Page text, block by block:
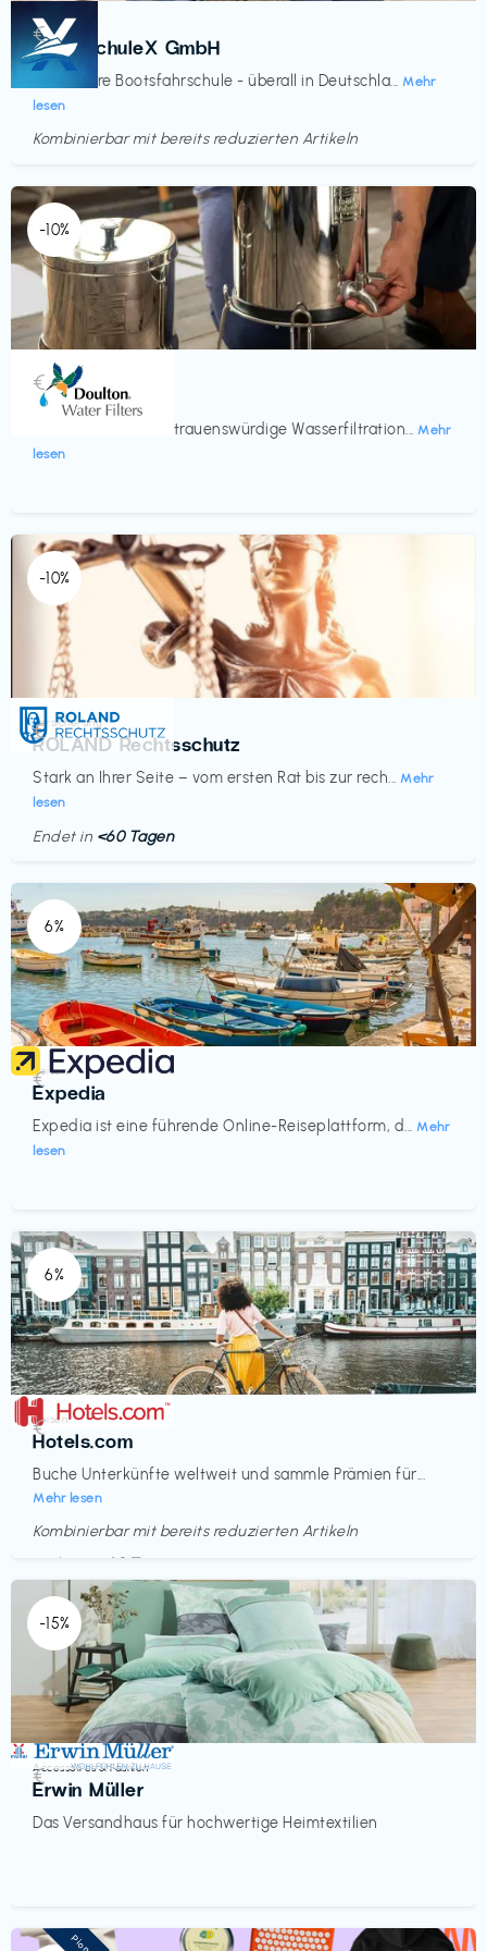
Kurse
BootsschuleX GmbH
Deine faire Bootsfahrschule - überall in Deutschla... Mehr
lesen
€‎
Kombinierbar mit bereits reduzierten Artikeln
-10%
Küche & Haushalt
Doulton
Seit 200 Jahren vertrauenswürdige Wasserfiltration... Mehr
lesen
€‎
-10%
Versicherung
ROLAND Rechtsschutz
Stark an Ihrer Seite – vom ersten Rat bis zur rech... Mehr
lesen
€‎
Endet in <60 Tagen
6%
Reisen
Expedia
Expedia ist eine führende Online-Reiseplattform, d... Mehr
lesen
€‎
6%
Reisen
Hotels.com
Buche Unterkünfte weltweit und sammle Prämien für...
Mehr lesen
€‎
Kombinierbar mit bereits reduzierten Artikeln
Endet in
<60 Tagen
-15%
Accessoires & Fashion
Erwin Müller
Das Versandhaus für hochwertige Heimtextilien
€‎